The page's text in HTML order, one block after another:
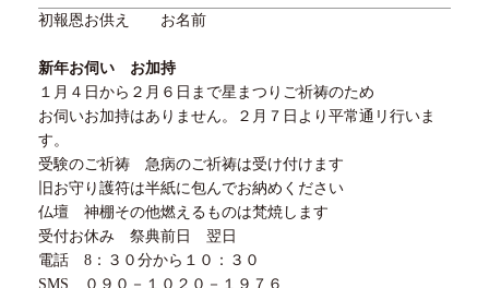
初報恩お供え お名前
新年お伺い お加持
１月 ４ 日から ２ 月 ６ 日まで星まつりご祈祷のため
お伺いお加持はありません。
２ 月 ７ 日より平常通リ行いま
す。
受験のご祈祷 急病のご祈祷は受け付けます
旧お守り護符は半紙に包んでお納めください
仏壇 神棚その他燃えるものは梵焼します
受付お休み 祭典前日 翌日
電話 8： ３０ 分から１０：３０
SMS ０９０－１０２０－１９７６